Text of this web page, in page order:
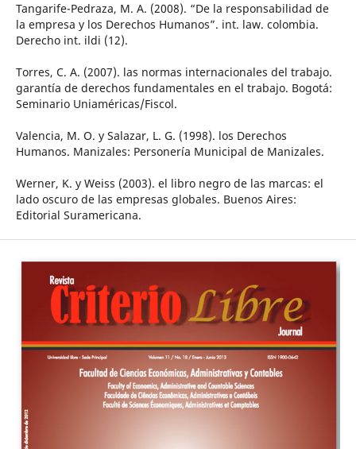
Tangarife-Pedraza, M. A. (2008). “De la responsabilidad de
la empresa y los Derechos Humanos”. int. law. colombia.
Derecho int. ildi (12).
Torres, C. A. (2007). las normas internacionales del trabajo.
garantía de derechos fundamentales en el trabajo. Bogotá:
Seminario Uniaméricas/Fiscol.
Valencia, M. O. y Salazar, L. G. (1998). los Derechos
Humanos. Manizales: Personería Municipal de Manizales.
Werner, K. y Weiss (2003). el libro negro de las marcas: el
lado oscuro de las empresas globales. Buenos Aires:
Editorial Suramericana.